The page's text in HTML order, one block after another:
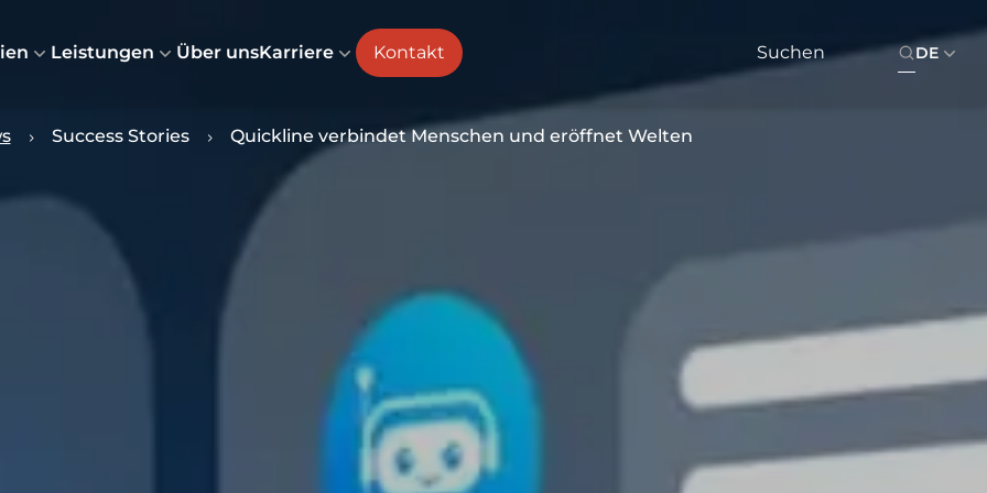
Leistungen Über unsKarriere Kontakt DE
Success Stories Quickline verbindet Menschen und eröffnet Welten